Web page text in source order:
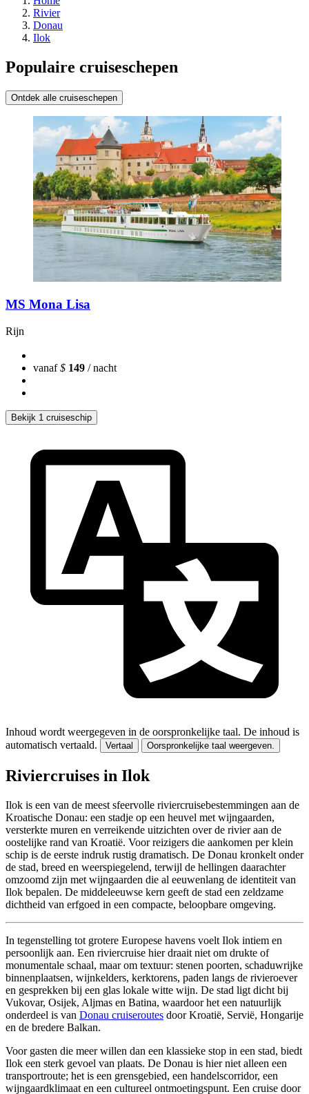
Rivier
Donau
Ilok
Populaire cruiseschepen
Ontdek alle cruiseschepen
MS Mona Lisa
Rijn
vanaf$ 149 / nacht
Bekijk 1 cruiseschip
Inhoud wordt weergegeven in de oorspronkelijke taal. De inhoud is
automatisch vertaald.
Vertaal Oorspronkelijke taal weergeven.
Riviercruises in Ilok
Ilok is een van de meest sfeervolle riviercruisebestemmingen aan de
Kroatische Donau: een stadje op een heuvel met wijngaarden,
versterkte muren en verreikende uitzichten over de rivier aan de
oostelijke rand van Kroatië. Voor reizigers die aankomen per klein
schip is de eerste indruk rustig dramatisch. De Donau kronkelt onder
de stad, breed en weerspiegelend, terwijl de hellingen daarachter
omzoomd zijn met wijngaarden die al eeuwenlang de identiteit van
Ilok bepalen. De middeleeuwse kern geeft de stad een zeldzame
dichtheid van erfgoed in een compacte, beloopbare omgeving.
In tegenstelling tot grotere Europese havens voelt Ilok intiem en
persoonlijk aan. Een riviercruise hier draait niet om drukte of
monumentale schaal, maar om textuur: stenen poorten, schaduwrijke
binnenplaatsen, wijnkelders, kerktorens, paden langs de rivieroever
en gesprekken bij een glas lokale witte wijn. De stad ligt dicht bij
Vukovar, Osijek, Aljmas en Batina, waardoor het een natuurlijk
onderdeel is van Donau cruiseroutes door Kroatië, Servië, Hongarije
en de bredere Balkan.
Voor gasten die meer willen dan een klassieke stop in een stad, biedt
Ilok een sterk gevoel van plaats. De Donau is hier niet alleen een
transportroute; het is een grensgebied, een handelscorridor, een
wijngaardklimaat en een cultureel ontmoetingspunt. Een cruise door